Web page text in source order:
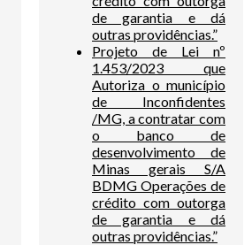
de garantia e dá
outras providências.”
Projeto de Lei nº
1.453/2023 que
Autoriza o município
de Inconfidentes
/MG, a contratar com
o banco de
desenvolvimento de
Minas gerais S/A
BDMG Operações de
crédito com outorga
de garantia e dá
outras providências.”